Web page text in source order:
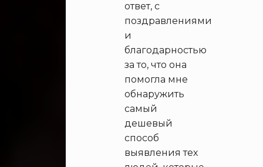
ответ, с
поздравлениями
и
благодарностью
за то, что она
помогла мне
обнаружить
самый
дешевый
способ
выявления тех